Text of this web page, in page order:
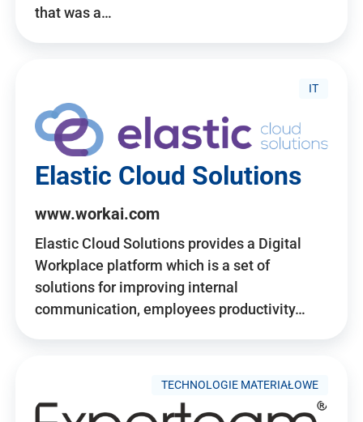
that was a…
IT
Elastic Cloud Solutions
www.workai.com
Elastic Cloud Solutions provides a Digital
Workplace platform which is a set of
solutions for improving internal
communication, employees productivity…
TECHNOLOGIE MATERIAŁOWE